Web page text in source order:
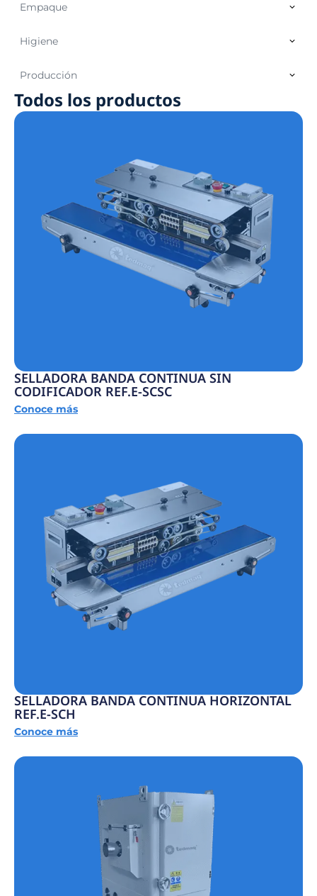
Empaque
Higiene
Producción
Todos los productos
SELLADORA BANDA CONTINUA SIN
CODIFICADOR REF.E-SCSC
Conoce más
SELLADORA BANDA CONTINUA HORIZONTAL
REF.E-SCH
Conoce más